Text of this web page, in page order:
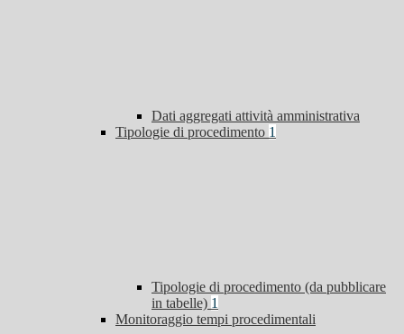
Dati aggregati attività amministrativa
Tipologie di procedimento 1
Tipologie di procedimento (da pubblicare
in tabelle) 1
Monitoraggio tempi procedimentali